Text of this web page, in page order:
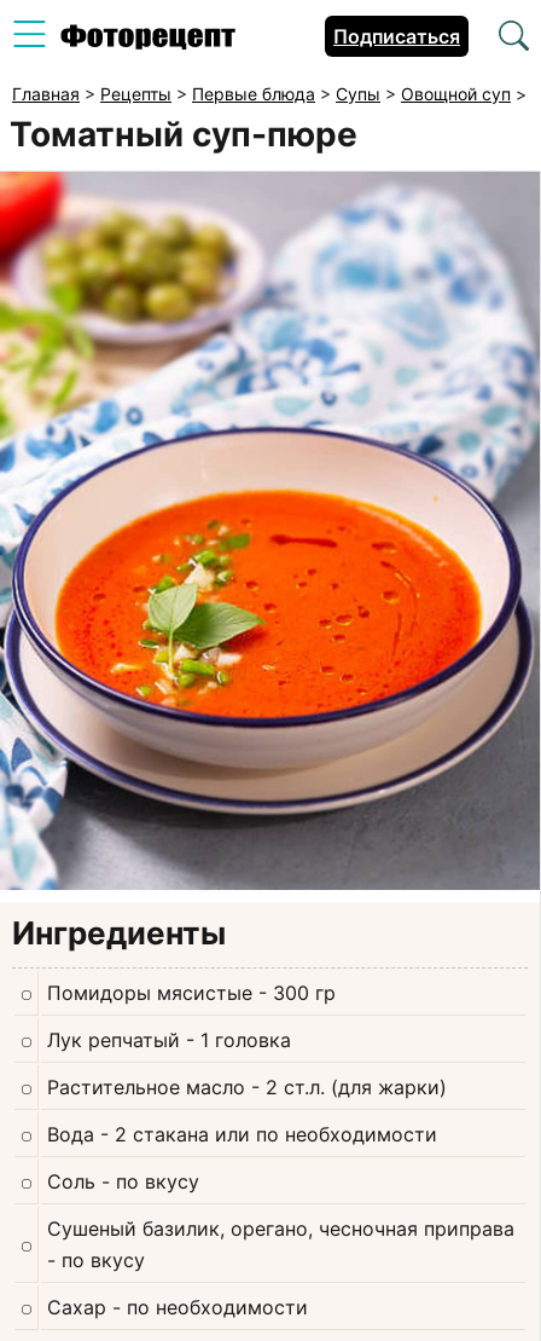
Подписаться
Главная > Рецепты > Первые блюда > Супы > Овощной суп >
Томатный суп-пюре
Ингредиенты
Помидоры мясистые - 300 гр
Лук репчатый - 1 головка
Растительное масло - 2 ст.л. (для жарки)
Вода - 2 стакана или по необходимости
Соль - по вкусу
Сушеный базилик, орегано, чесночная приправа
- по вкусу
Сахар - по необходимости